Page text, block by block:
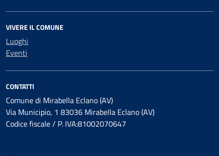
VIVERE IL COMUNE
Luoghi
Eventi
CONTATTI
Comune di Mirabella Eclano (AV)
Via Municipio, 1 83036 Mirabella Eclano (AV)
Codice fiscale / P. IVA:81002070647